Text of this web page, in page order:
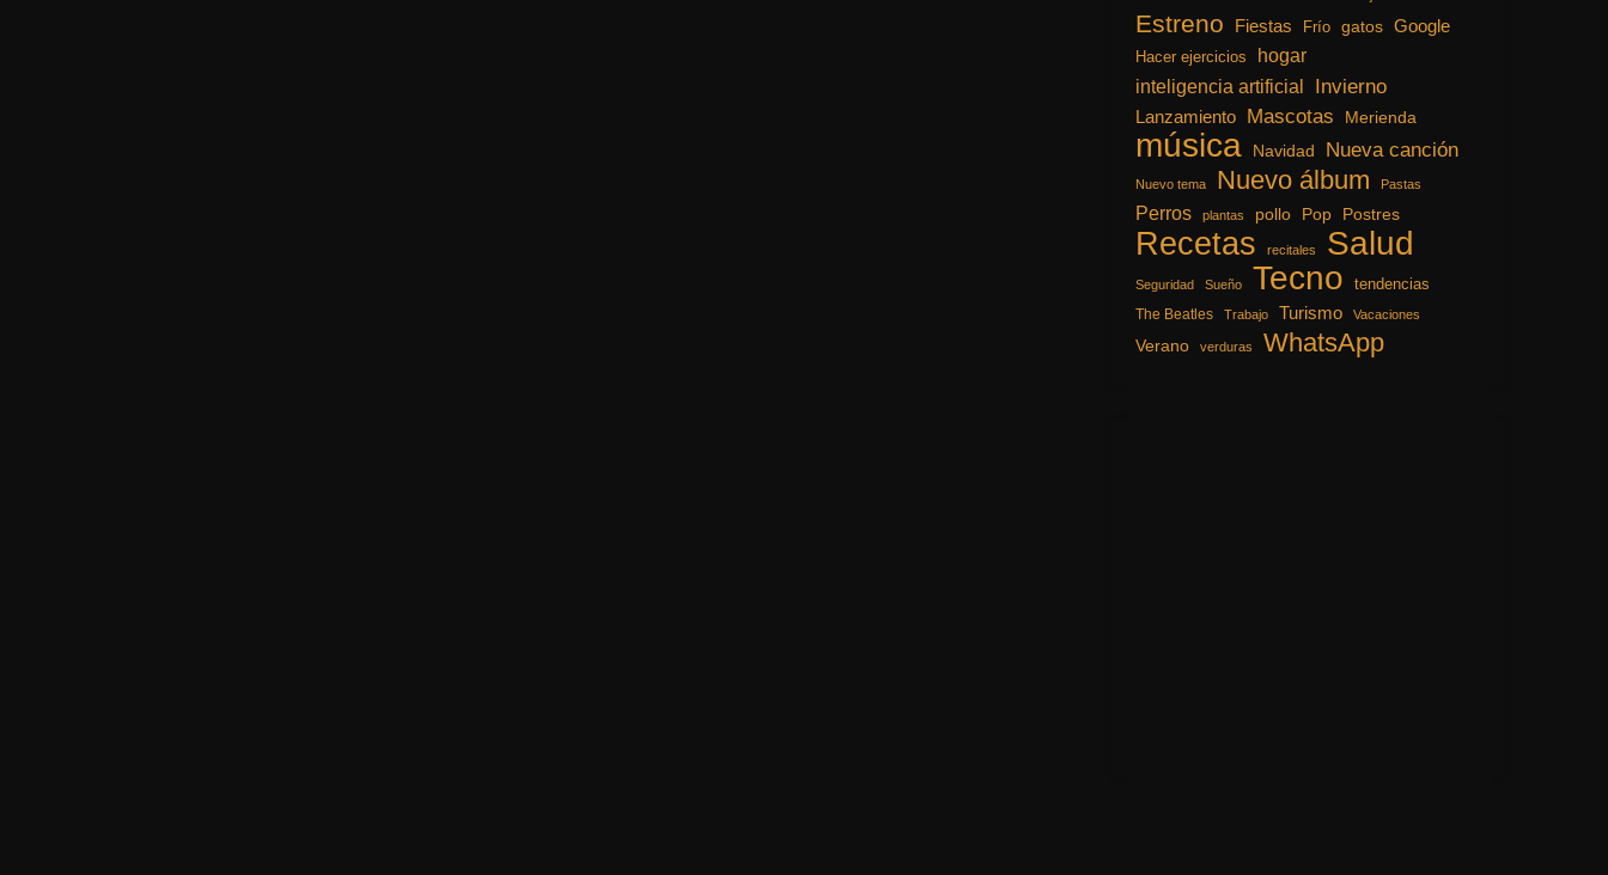
Estreno Fiestas Frío gatos Google
Hacer ejercicios hogar
inteligencia artificial Invierno
Lanzamiento Mascotas Merienda
música Navidad Nueva canción
Nuevo tema Nuevo álbum Pastas
Perros plantas pollo Pop Postres
Recetas recitales Salud
Seguridad Sueño Tecno
tendencias
The Beatles
Trabajo Turismo Vacaciones
Verano verduras WhatsApp